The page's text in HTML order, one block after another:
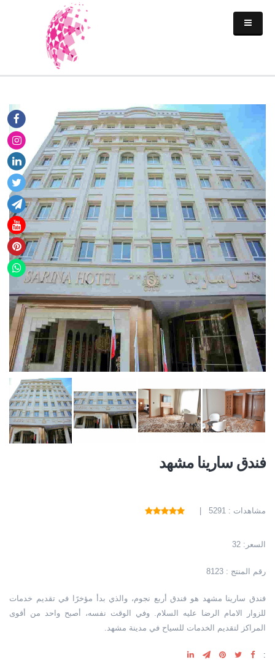
فندق سارينا مشهد
مشاهدات : 5291 |
السعر: 32
رقم المنتج : 8123
فندق سارينا مشهد هو فندق أربع نجوم، والذي بدأ مؤخرًا في تقديم خدمات
للزوار الامام الرضا عليه السلام. وفي الوقت نفسه، أصبح واحد من أقوى
المراكز لتقديم الخدمات للسياح في مدينة مشهد.
: